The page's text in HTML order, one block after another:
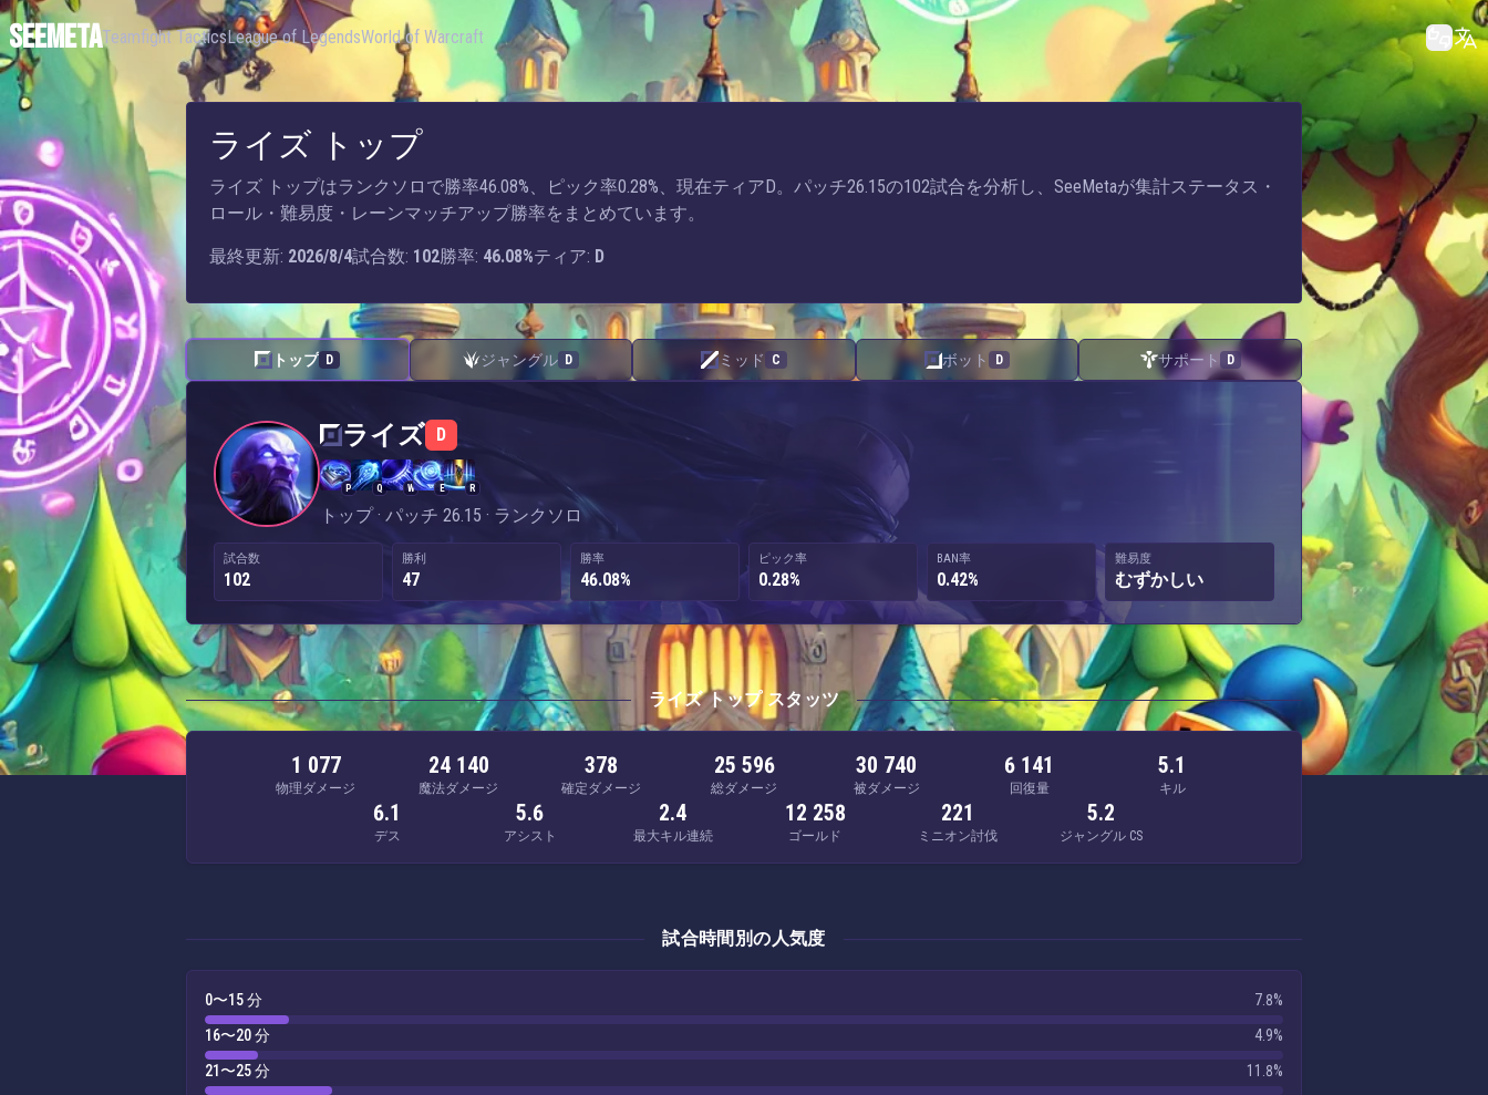
SEEMETATeamfight TacticsLeague of LegendsWorld of Warcraft
ライズ トップ
ライズ トップはランクソロで勝率46.08%、ピック率0.28%、現在ティアD。パッチ26.15の102試合を分析し、SeeMetaが集計ステータス・
ロール・難易度・レーンマッチアップ勝率をまとめています。
最終更新: 2026/8/4試合数: 102勝率: 46.08%ティア: D
トップ D ジャングル D ミッド C ボット D サポート D
ライズ — トップ
ライズ D
P Q W E R
トップ · パッチ 26.15 · ランクソロ
試合数
102
勝利
47
勝率
46.08%
ピック率
0.28%
BAN率
0.42%
難易度
むずかしい
ライズ トップ スタッツ
1 077
物理ダメージ
24 140
魔法ダメージ
378
確定ダメージ
25 596
総ダメージ
30 740
被ダメージ
6 141
回復量
5.1
キル
6.1
デス
5.6
アシスト
2.4
最大キル連続
12 258
ゴールド
221
ミニオン討伐
5.2
ジャングル CS
試合時間別の人気度
0〜15 分
7.8%
16〜20 分
4.9%
21〜25 分
11.8%